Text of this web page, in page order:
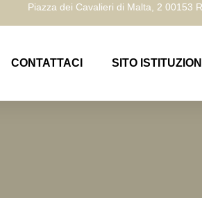
Piazza dei Cavalieri di Malta, 2 00153
CONTATTACI SITO